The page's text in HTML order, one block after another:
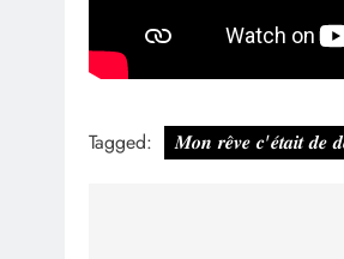
Tagged: 𝑴𝒐𝒏 𝒓𝒆̂𝒗𝒆 𝒄'𝒆́𝒕𝒂𝒊𝒕 𝒅𝒆